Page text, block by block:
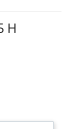
H
DAHİL DEĞİLDİR..